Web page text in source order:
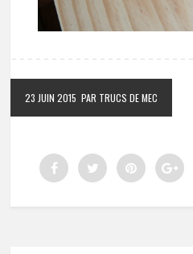
23 JUIN 2015 PAR TRUCS DE MEC